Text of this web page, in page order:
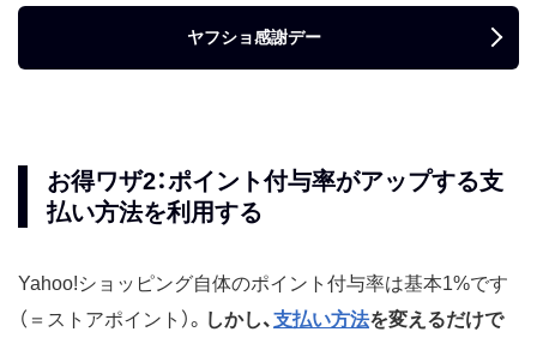
ヤフショ感謝デー
お得ワザ2：ポイント付与率がアップする支
払い方法を利用する
Yahoo!ショッピング自体のポイント付与率は基本1%です
（＝ストアポイント）。 しかし、 支払い方法を変えるだけで